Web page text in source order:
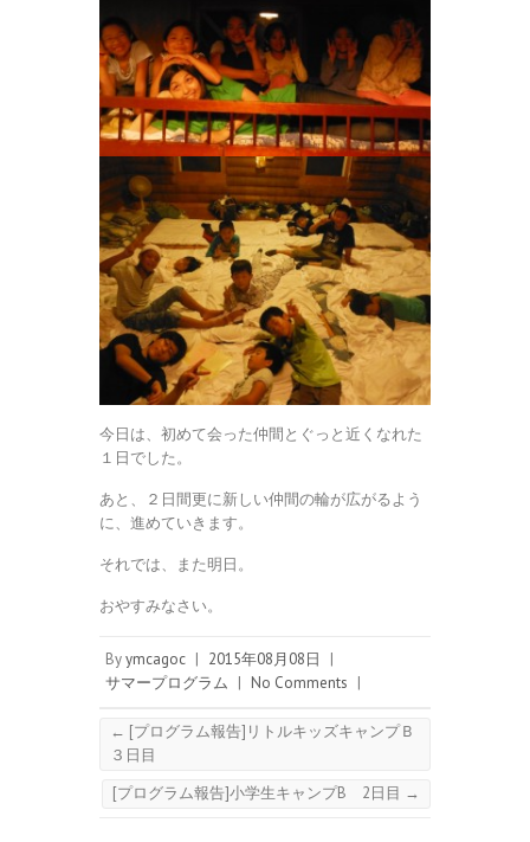
今日は、初めて会った仲間とぐっと近くなれた
１日でした。
あと、２日間更に新しい仲間の輪が広がるよう
に、進めていきます。
それでは、また明日。
おやすみなさい。
Byymcagoc | 2015年08月08日
|
サマープログラム | No Comments |
← [プログラム報告]リトルキッズキャンプＢ
３日目
[プログラム報告]小学生キャンプB 2日目 →